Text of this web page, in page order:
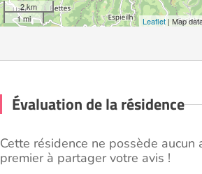
2 km
1 mi
Leaflet| Map
Évaluation de la résidence
Cette résidence ne possède aucun
premier à partager votre avis !